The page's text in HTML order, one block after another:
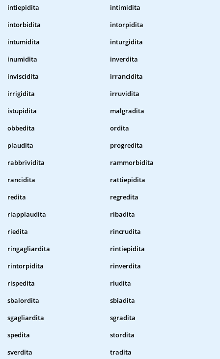
intiepidita
intimidita
intorbidita
intorpidita
intumidita
inturgidita
inumidita
inverdita
inviscidita
irrancidita
irrigidita
irruvidita
istupidita
malgradita
obbedita
ordita
plaudita
progredita
rabbrividita
rammorbidita
rancidita
rattiepidita
redita
regredita
riapplaudita
ribadita
riedita
rincrudita
ringagliardita
rintiepidita
rintorpidita
rinverdita
rispedita
riudita
sbalordita
sbiadita
sgagliardita
sgradita
spedita
stordita
sverdita
tradita